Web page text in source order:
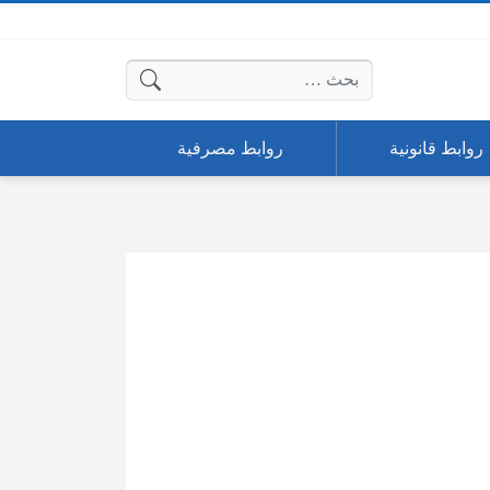
البحث عن:
روابط قانونية روابط مصرفية